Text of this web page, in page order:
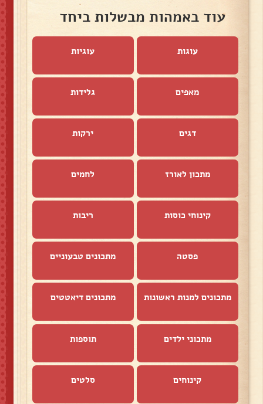
עוד באמהות מבשלות ביחד
עוגות עוגיות
מאפים גלידות
דגים ירקות
מתכון לאורז לחמים
קינוחי כוסות ריבות
פסטה מתכונים טבעוניים
מתכונים למנות ראשונות מתכונים דיאטטים
מתכוני ילדים תוספות
קינוחים סלטים